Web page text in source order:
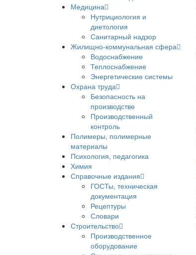
Медицина
Нутрициология и
диетология
Санитарный надзор
Жилищно-коммунальная сфера
Водоснабжение
Теплоснабжение
Энергетические системы
Охрана труда
Безопасность на
производстве
Производственный
контроль
Полимеры, полимерные
материалы
Психология, педагогика
Химия
Справочные издания
ГОСТы, техническая
документация
Рецептуры
Словари
Строительство
Производственное
оборудование